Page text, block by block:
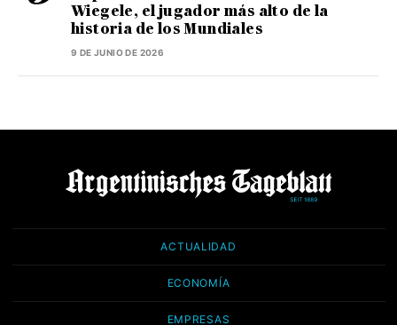
Wiegele, el jugador más alto de la
historia de los Mundiales
9 DE JUNIO DE 2026
ACTUALIDAD
ECONOMÍA
EMPRESAS